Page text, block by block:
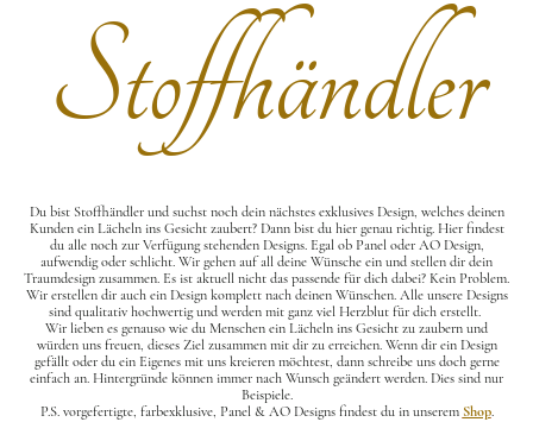
Stoffhändler
Du bist Stoffhändler und suchst noch dein nächstes exklusives Design, welches deinen
Kunden ein Lächeln ins Gesicht zaubert? Dann bist du hier genau richtig. Hier findest
du alle noch zur Verfügung stehenden Designs. Egal ob Panel oder AO Design,
aufwendig oder schlicht. Wir gehen auf all deine Wünsche ein und stellen dir dein
Traumdesign zusammen. Es ist aktuell nicht das passende für dich dabei? Kein Problem.
Wir erstellen dir auch ein Design komplett nach deinen Wünschen. Alle unsere Designs
sind qualitativ hochwertig und werden mit ganz viel Herzblut für dich erstellt.
Wir lieben es genauso wie du Menschen ein Lächeln ins Gesicht zu zaubern und
würden uns freuen, dieses Ziel zusammen mit dir zu erreichen. Wenn dir ein Design
gefällt oder du ein Eigenes mit uns kreieren möchtest, dann schreibe uns doch gerne
einfach an. Hintergründe können immer nach Wunsch geändert werden. Dies sind nur
Beispiele.
P.S. vorgefertigte, farbexklusive, Panel & AO Designs findest du in unserem Shop.